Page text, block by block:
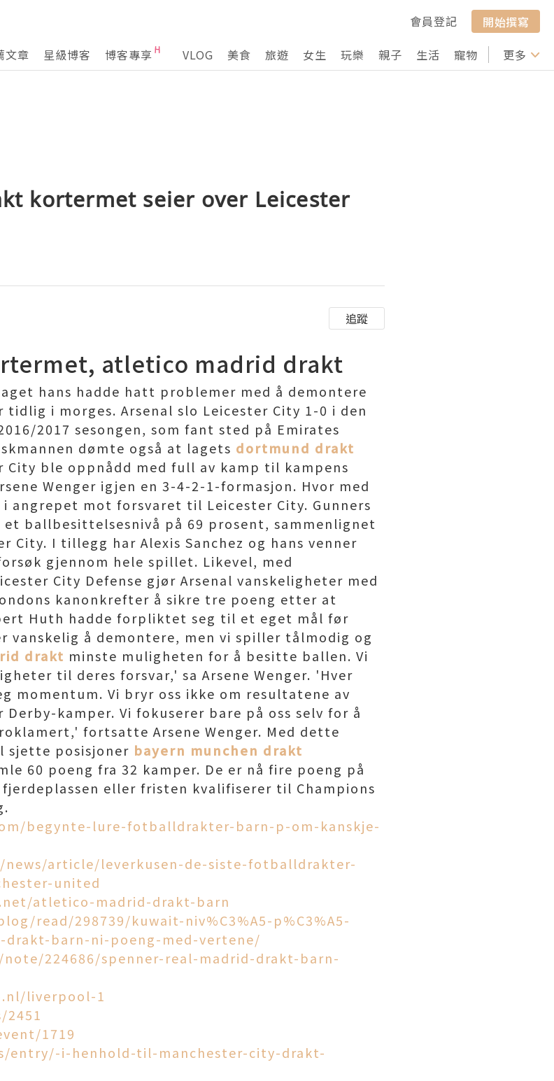
會員登記
開始撰寫
文章 星級博客 博客專享 VLOG 美食 旅遊 女生 玩樂 親子 生活 寵物 行山 打卡
更多
kortermet seier over Leicester
追蹤
atletico madrid drakt
hans hadde hatt problemer med å demontere
i morges. Arsenal slo Leicester City 1-0 i den
2017 sesongen, som fant sted på Emirates
dømte også at lagets dortmund drakt
City ble oppnådd med full av kamp til kampens
Wenger igjen en 3-4-2-1-formasjon. Hvor med
angrepet mot forsvaret til Leicester City. Gunners
ballbesittelsesnivå på 69 prosent, sammenlignet
City. I tillegg har Alexis Sanchez og hans venner
gjennom hele spillet. Likevel, med
City Defense gjør Arsenal vanskeligheter med
kanonkrefter å sikre tre poeng etter at
Huth hadde forpliktet seg til et eget mål før
vanskelig å demontere, men vi spiller tålmodig og
drakt minste muligheten for å besitte ballen. Vi
til deres forsvar,' sa Arsene Wenger. 'Hver
momentum. Vi bryr oss ikke om resultatene av
kamper. Vi fokuserer bare på oss selv for å
fortsatte Arsene Wenger. Med dette
sjette posisjoner bayern munchen drakt
60 poeng fra 32 kamper. De er nå fire poeng på
eller fristen kvalifiserer til Champions
begynte-lure-fotballdrakter-barn-p-om-kanskje-
article/leverkusen-de-siste-fotballdrakter-
united
atletico-madrid-drakt-barn
read/298739/kuwait-niv%C3%A5-p%C3%A5-
drakt-barn-ni-poeng-med-vertene/
224686/spenner-real-madrid-drakt-barn-
liverpool-1
1719
entry/-i-henhold-til-manchester-city-drakt-